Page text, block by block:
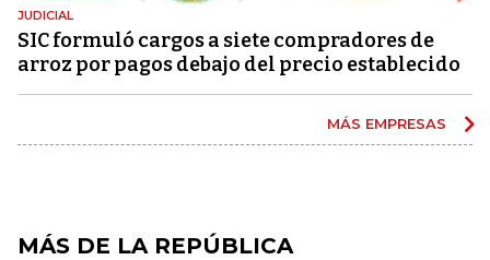
JUDICIAL
SIC formuló cargos a siete compradores de
arroz por pagos debajo del precio establecido
MÁS EMPRESAS
MÁS DE LA REPÚBLICA